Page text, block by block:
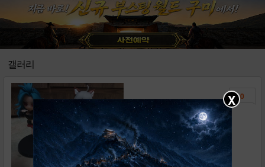
갤러리
피규어어어어
올래에 조회수 : 461
0
X